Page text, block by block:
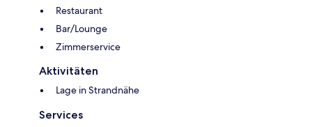
Restaurant
Bar/Lounge
Zimmerservice
Aktivitäten
Lage in Strandnähe
Services